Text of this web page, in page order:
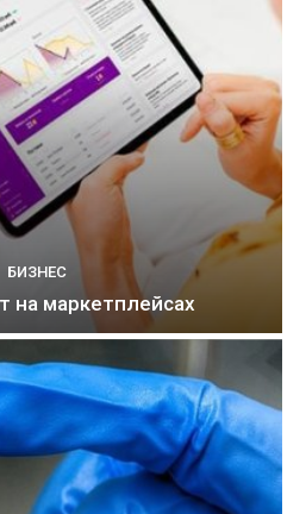
БИЗНЕС
на маркетплейсах